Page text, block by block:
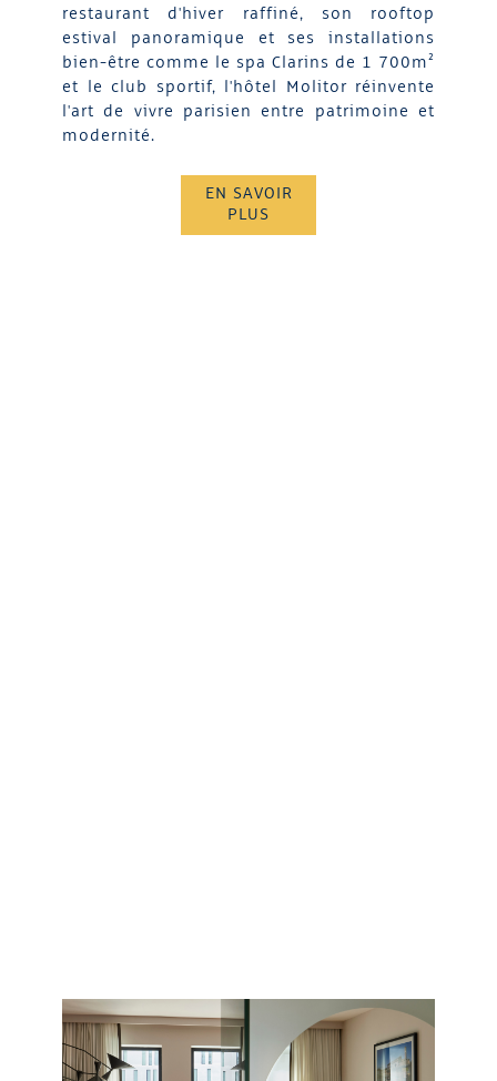
restaurant d'hiver raffiné, son rooftop
estival panoramique et ses installations
bien-être comme le spa Clarins de 1 700m²
et le club sportif, l'hôtel Molitor réinvente
l'art de vivre parisien entre patrimoine et
modernité.
EN SAVOIR
PLUS